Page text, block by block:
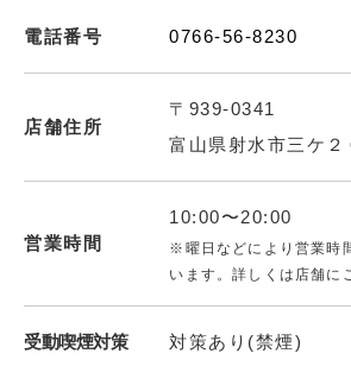
電話番号 0766-56-8230
店舗住所
〒939-0341
富山県射水市三ケ２
営業時間
10:00〜20:00
※曜日などにより営業時
います。詳しくは店舗に
受動喫煙対策 対策あり(禁煙)